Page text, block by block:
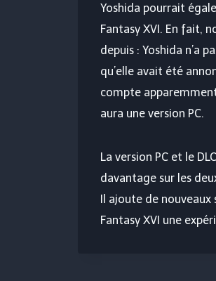
Yoshida pourrait
Fantasy XVI. En fait,
depuis : Yoshida n’a
qu’elle avait été
compte
aura une version PC.
La version PC et le
davantage sur les
Il ajoute de nouveaux
Fantasy XVI une